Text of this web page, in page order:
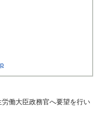
働大臣政務官へ要望を行い